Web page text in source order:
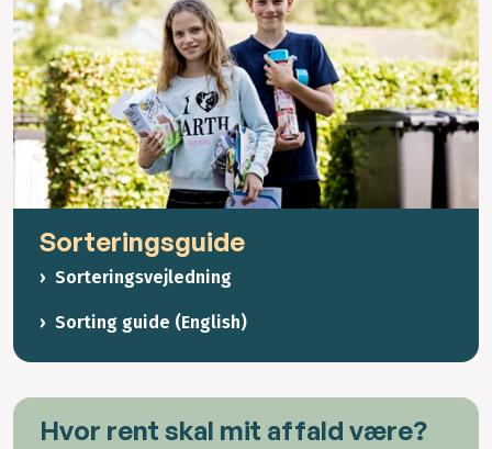
Sorteringsguide
Sorteringsvejledning
Sorting guide (English)
Hvor rent skal mit affald være?